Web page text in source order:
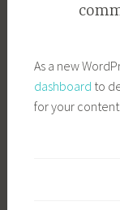
As a new
dashboard to
for your